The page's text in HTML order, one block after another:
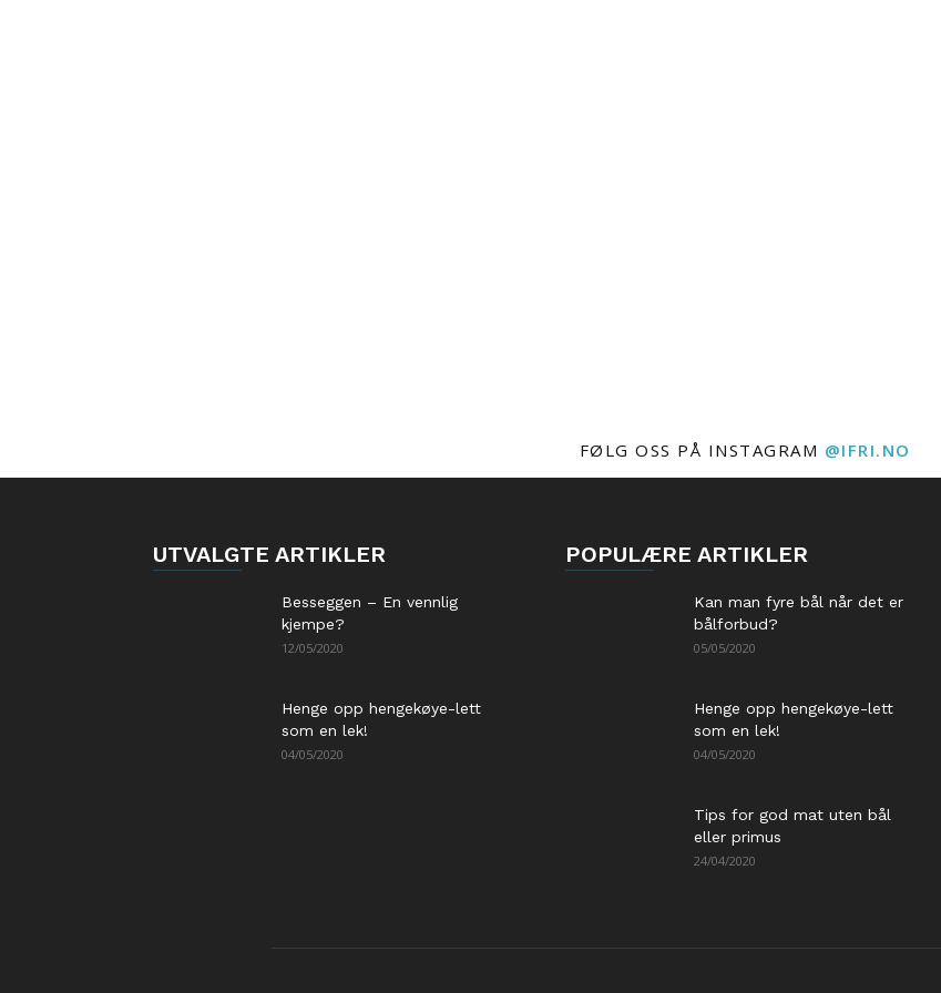
FØLG OSS PÅ INSTAGRAM @IFRI.NO
UTVALGTE ARTIKLER
Besseggen – En vennlig
kjempe?
12/05/2020
Henge opp hengekøye-lett
som en lek!
04/05/2020
POPULÆRE ARTIKLER
Kan man fyre bål når det er
bålforbud?
05/05/2020
Henge opp hengekøye-lett
som en lek!
04/05/2020
Tips for god mat uten bål
eller primus
24/04/2020